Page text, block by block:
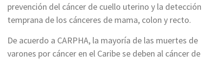
prevención del cáncer de cuello uterino y la detección
temprana de los cánceres de mama, colon y recto.
De acuerdo a CARPHA, la mayoría de las muertes de
varones por cáncer en el Caribe se deben al cáncer de